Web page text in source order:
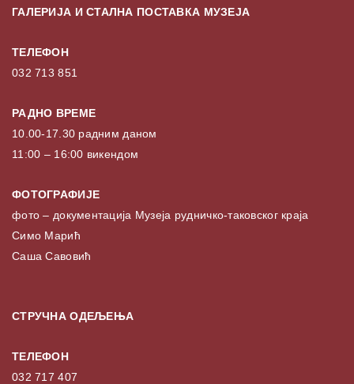
ГАЛЕРИЈА И СТАЛНА ПОСТАВКА МУЗЕЈА
ТЕЛЕФОН
032 713 851
РАДНО ВРЕМЕ
10.00-17.30 радним даном
11:00 – 16:00 викендом
ФОТОГРАФИЈЕ
фото – документација Музеја рудничко-таковског краја
Симо Марић
Саша Савовић
СТРУЧНА ОДЕЉЕЊА
ТЕЛЕФОН
032 717 407